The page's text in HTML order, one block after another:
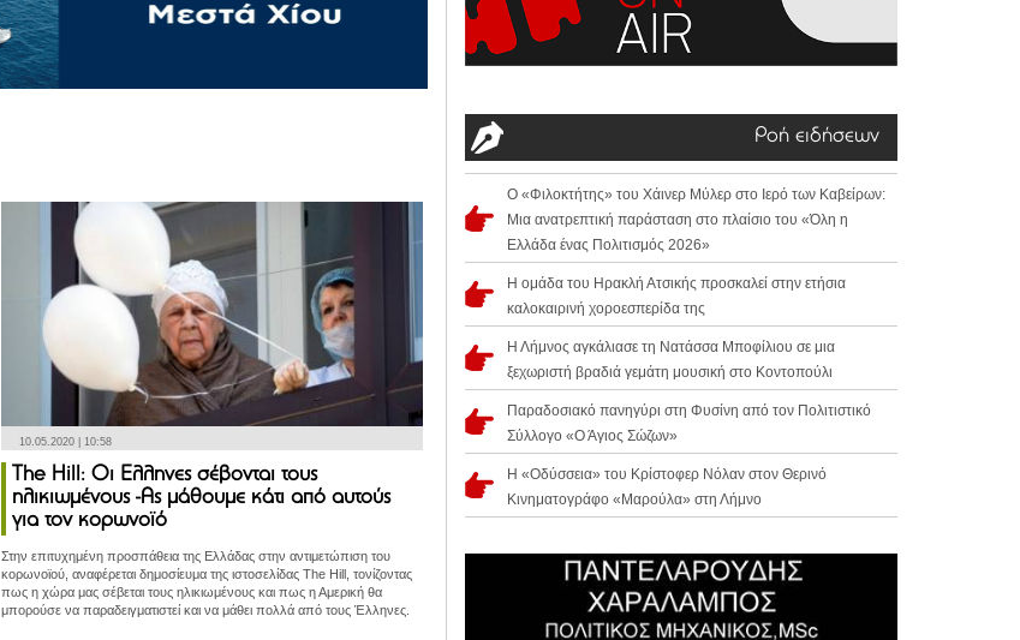
10.05.2020 | 10:58
The Hill: Οι Eλληνες σέβονται τους
ηλικιωμένους -Ας μάθουμε κάτι από αυτούς
για τον κορωνοϊό
Στην επιτυχημένη προσπάθεια της Ελλάδας στην αντιμετώπιση του
κορωνοϊού, αναφέρεται δημοσίευμα της ιστοσελίδας The Hill, τονίζοντας
πως η χώρα μας σέβεται τους ηλικιωμένους και πως η Αμερική θα
μπορούσε να παραδειγματιστεί και να μάθει πολλά από τους Έλληνες.
Ροή ειδήσεων
Ο «Φιλοκτήτης» του Χάινερ Μύλερ στο Ιερό των Καβείρων:
Μια ανατρεπτική παράσταση στο πλαίσιο του «Όλη η
Ελλάδα ένας Πολιτισμός 2026»
Η ομάδα του Ηρακλή Ατσικής προσκαλεί στην ετήσια
καλοκαιρινή χοροεσπερίδα της
Η Λήμνος αγκάλιασε τη Νατάσσα Μποφίλιου σε μια
ξεχωριστή βραδιά γεμάτη μουσική στο Κοντοπούλι
Παραδοσιακό πανηγύρι στη Φυσίνη από τον Πολιτιστικό
Σύλλογο «Ο Άγιος Σώζων»
Η «Οδύσσεια» του Κρίστοφερ Νόλαν στον Θερινό
Κινηματογράφο «Μαρούλα» στη Λήμνο